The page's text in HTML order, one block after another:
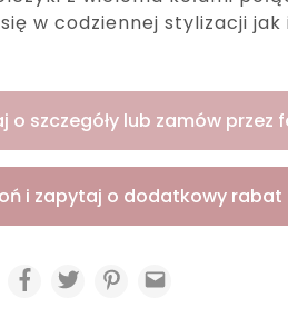
w codziennej stylizacji
o szczegóły lub zamów przez
i zapytaj o dodatkowy rabat